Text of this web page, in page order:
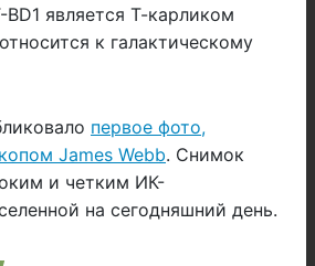
BD1 является Т-карликом
к галактическому
первое фото,
James Webb. Снимок
и четким ИК-
на сегодняшний день.